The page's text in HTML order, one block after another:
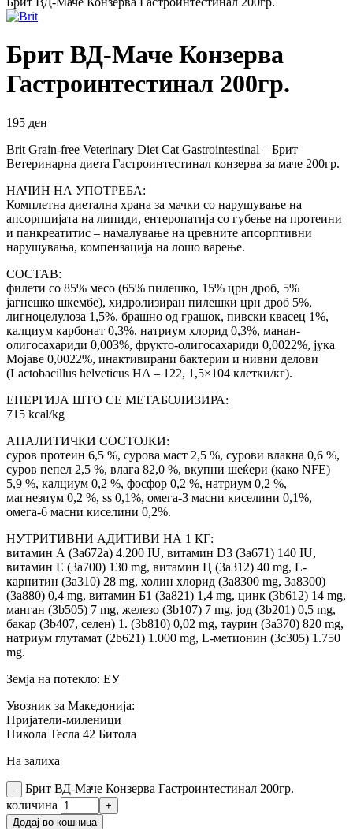
Брит ВД-Маче Конзерва
Гастроинтестинал 200гр.
195 ден
Brit Grain-free Veterinary Diet Cat Gastrointestinal – Брит
Ветеринарна диета Гастроинтестинал конзерва за маче 200гр.
НАЧИН НА УПОТРЕБА:
Комплетна диетална храна за мачки со нарушување на
апсорпцијата на липиди, ентеропатија со губење на протеини
и панкреатитис – намалување на цревните апсорптивни
нарушувања, компензација на лошо варење.
СОСТАВ:
филети со 85% месо (65% пилешко, 15% црн дроб, 5%
јагнешко шкембе), хидролизиран пилешки црн дроб 5%,
лигноцелулоза 1,5%, брашно од грашок, пивски квасец 1%,
калциум карбонат 0,3%, натриум хлорид 0,3%, манан-
олигосахариди 0,003%, фрукто-олигосахариди 0,0022%, јука
Мојаве 0,0022%, инактивирани бактерии и нивни делови
(Lactobacillus helveticus HA – 122, 1,5×104 клетки/кг).
ЕНЕРГИЈА ШТО СЕ МЕТАБОЛИЗИРА:
715 kcal/kg
АНАЛИТИЧКИ СОСТОЈКИ:
суров протеин 6,5 %, сурова маст 2,5 %, сурови влакна 0,6 %,
суров пепел 2,5 %, влага 82,0 %, вкупни шеќери (како NFE)
5,9 %, калциум 0,2 %, фосфор 0,2 %, натриум 0,2 %,
магнезиум 0,2 %, ss 0,1%, омега-3 масни киселини 0,1%,
омега-6 масни киселини 0,2%.
НУТРИТИВНИ АДИТИВИ НА 1 КГ:
витамин А (3a672a) 4.200 IU, витамин D3 (3a671) 140 IU,
витамин Е (3a700) 130 mg, витамин Ц (3a312) 40 mg, L-
карнитин (3a310) 28 mg, холин хлорид (3a8300 mg, 3a8300)
(3a880) 0,4 mg, витамин Б1 (3a821) 1,4 mg, цинк (3b612) 14 mg,
манган (3b505) 7 mg, железо (3b107) 7 mg, јод (3b201) 0,5 mg,
бакар (3b407, селен) 1. (3b810) 0,02 mg, таурин (3a370) 820 mg,
натриум глутамат (2b621) 1.000 mg, L-метионин (3c305) 1.750
mg.
Земја на потекло: ЕУ
Увозник за Македонија:
Пријатели-миленици
Никола Тесла 42 Битола
На залиха
Брит ВД-Маче Конзерва Гастроинтестинал 200гр.
количина
Додај во кошница